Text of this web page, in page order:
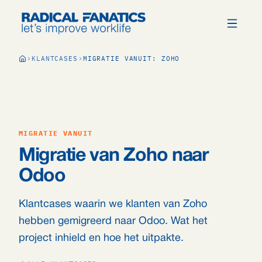
KLANTCASES MIGRATIE VANUIT: ZOHO
MIGRATIE VANUIT
Migratie van Zoho naar
Odoo
Klantcases waarin we klanten van Zoho
hebben gemigreerd naar Odoo. Wat het
project inhield en hoe het uitpakte.